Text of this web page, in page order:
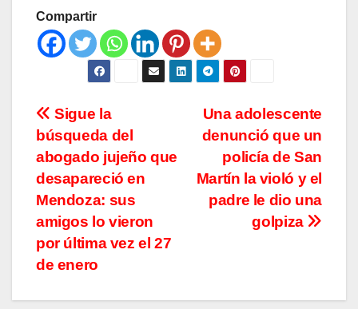
Compartir
Navegación
de
entradas
Una adolescente
denunció que un
policía de San
Martín la violó y el
padre le dio una
golpiza
Sigue la
búsqueda del
abogado jujeño que
desapareció en
Mendoza: sus
amigos lo vieron
por última vez el 27
de enero